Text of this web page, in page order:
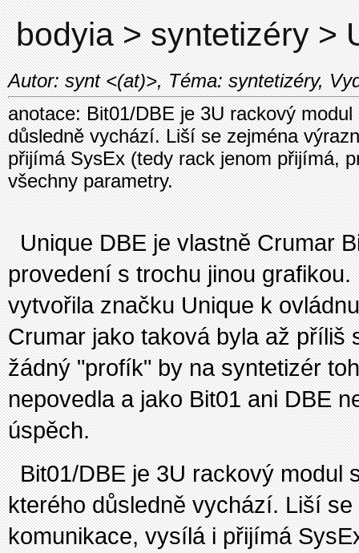
bodyia > syntetizéry >
Autor: synt <(at)>, Téma: syntetizéry,
anotace: Bit01/DBE je 3U rackový
důsledně vychází. Liší se zejména
přijímá SysEx (tedy rack jenom přijímá,
všechny parametry.
Unique DBE je vlastně Crumar
provedení s trochu jinou
vytvořila značku Unique k
Crumar jako taková byla až příliš
žádný "profík" by na syntetizér
nepovedla a jako Bit01 ani DBE
úspěch.
Bit01/DBE je 3U rackový
kterého důsledně vychází. Liší
komunikace, vysílá i přijímá